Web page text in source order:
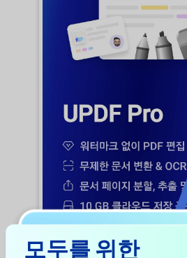
모두를 위한